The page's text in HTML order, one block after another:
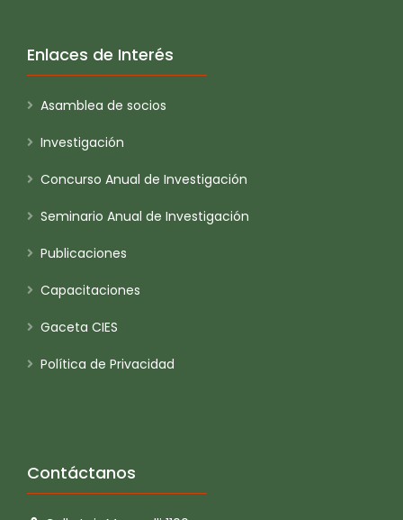
Enlaces de Interés
Asamblea de socios
Investigación
Concurso Anual de Investigación
Seminario Anual de Investigación
Publicaciones
Capacitaciones
Gaceta CIES
Política de Privacidad
Contáctanos